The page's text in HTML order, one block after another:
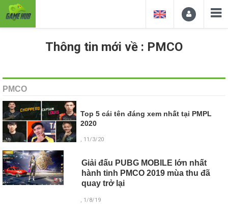
Thông tin mới về : PMCO
PMCO
Top 5 cái tên đáng xem nhất tại PMPL
2020
, 11/3/20
Giải đấu PUBG MOBILE lớn nhất
hành tinh PMCO 2019 mùa thu đã
quay trở lại
, 1/8/19